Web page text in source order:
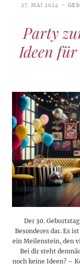
27. MAI 2024
Party
Ideen
Der 30.
Besonderes dar. Es
ein Meilenstein, den
Bei dir steht
noch keine Ideen? –